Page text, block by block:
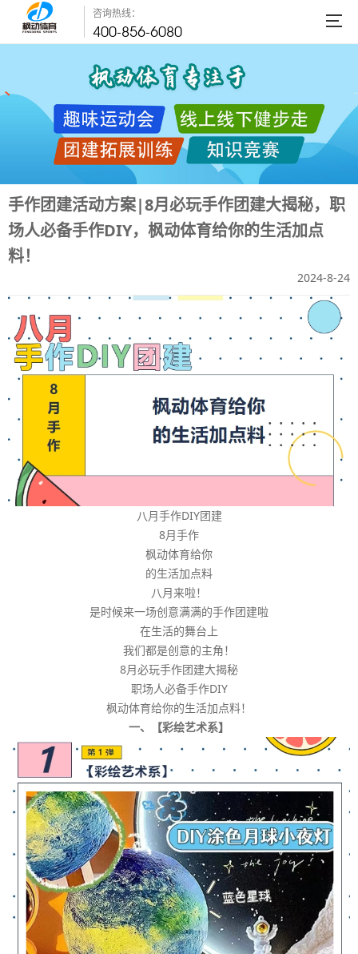
咨询热线：
400-856-6080
手作团建活动方案|8月必玩手作团建大揭秘，职
场人必备手作DIY，枫动体育给你的生活加点
料！
2024-8-24
八月手作DIY团建
8月手作
枫动体育给你
的生活加点料
八月来啦！
是时候来一场创意满满的手作团建啦
在生活的舞台上
我们都是创意的主角！
8月必玩手作团建大揭秘
职场人必备手作DIY
枫动体育给你的生活加点料！
一、【彩绘艺术系】